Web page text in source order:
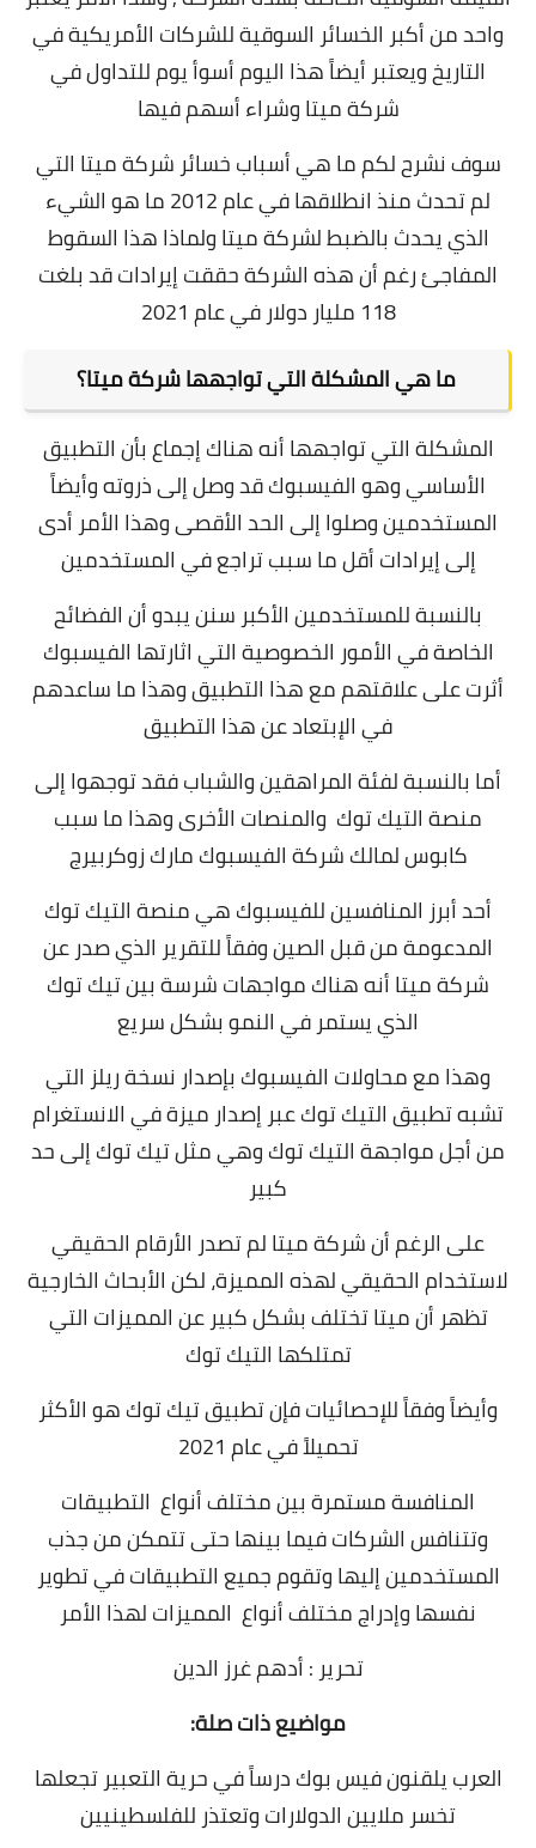
واحد من أكبر الخسائر السوقية للشركات الأمريكية في
التاريخ ويعتبر أيضاً هذا اليوم أسوأ يوم للتداول في
شركة ميتا وشراء أسهم فيها
سوف نشرح لكم ما هي أسباب خسائر شركة ميتا التي
لم تحدث منذ انطلاقها في عام 2012 ما هو الشيء
الذي يحدث بالضبط لشركة ميتا ولماذا هذا السقوط
المفاجئ رغم أن هذه الشركة حققت إيرادات قد بلغت
118 مليار دولار في عام 2021
ما هي المشكلة التي تواجهها شركة ميتا؟
المشكلة التي تواجهها أنه هناك إجماع بأن التطبيق
الأساسي وهو الفيسبوك قد وصل إلى ذروته وأيضاً
المستخدمين وصلوا إلى الحد الأقصى وهذا الأمر أدى
إلى إيرادات أقل ما سبب تراجع في المستخدمين
بالنسبة للمستخدمين الأكبر سنن يبدو أن الفضائح
الخاصة في الأمور الخصوصية التي اثارتها الفيسبوك
أثرت على علاقتهم مع هذا التطبيق وهذا ما ساعدهم
في الإبتعاد عن هذا التطبيق
أما بالنسبة لفئة المراهقين والشباب فقد توجهوا إلى
منصة التيك توك والمنصات الأخرى وهذا ما سبب
كابوس لمالك شركة الفيسبوك مارك زوكربيرج
أحد أبرز المنافسين للفيسبوك هي منصة التيك توك
المدعومة من قبل الصين وفقاً للتقرير الذي صدر عن
شركة ميتا أنه هناك مواجهات شرسة بين تيك توك
الذي يستمر في النمو بشكل سريع
وهذا مع محاولات الفيسبوك بإصدار نسخة ريلز التي
تشبه تطبيق التيك توك عبر إصدار ميزة في الانستغرام
من أجل مواجهة التيك توك وهي مثل تيك توك إلى حد
كبير
على الرغم أن شركة ميتا لم تصدر الأرقام الحقيقي
لاستخدام الحقيقي لهذه المميزة، لكن الأبحاث الخارجية
تظهر أن ميتا تختلف بشكل كبير عن المميزات التي
تمتلكها التيك توك
وأيضاً وفقاً للإحصائيات فإن تطبيق تيك توك هو الأكثر
تحميلاً في عام 2021
المنافسة مستمرة بين مختلف أنواع التطبيقات
وتتنافس الشركات فيما بينها حتى تتمكن من جذب
المستخدمين إليها وتقوم جميع التطبيقات في تطوير
نفسها وإدراج مختلف أنواع المميزات لهذا الأمر
تحرير : أدهم غرز الدين
مواضيع ذات صلة:
العرب يلقنون فيس بوك درساً في حرية التعبير تجعلها
تخسر ملايين الدولارات وتعتذر للفلسطينيين